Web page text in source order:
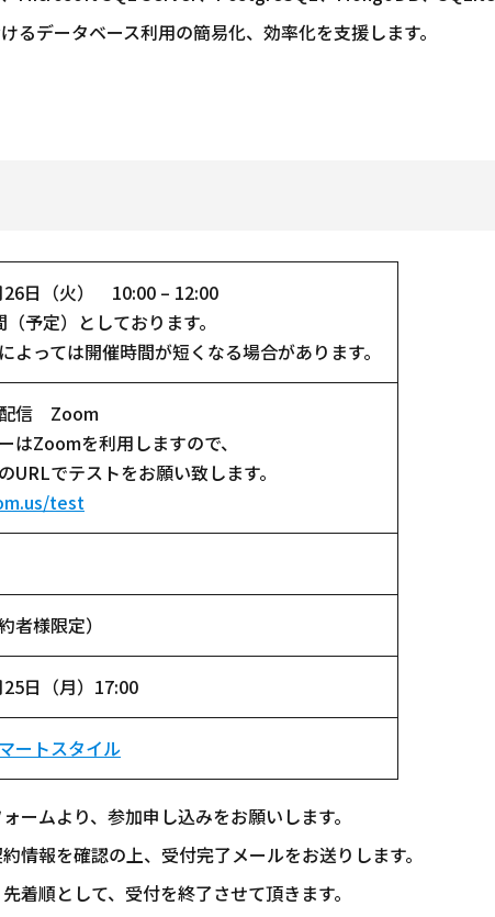
るデータベース利用の簡易化、効率化を支援します。
26日（火） 10:00 – 12:00
予定）としております。
よっては開催時間が短くなる場合があります。
配信 Zoom
はZoomを利用しますので、
URLでテストをお願い致します。
test
者様限定）
日（月）17:00
ートスタイル
ムより、参加申し込みをお願いします。
情報を確認の上、受付完了メールをお送りします。
順として、受付を終了させて頂きます。